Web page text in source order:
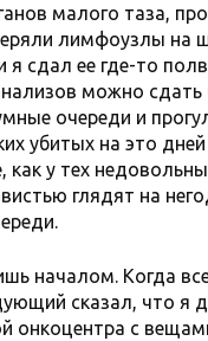
малого таза,
лимфоузлы на
я сдал ее где-то
можно сдать
очереди и
убитых на это
как у тех
глядят на
началом. Когда
сказал, что я
онкоцентра с